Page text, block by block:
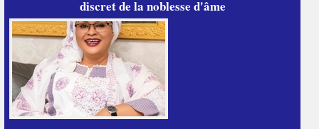
discret de la noblesse d'âme